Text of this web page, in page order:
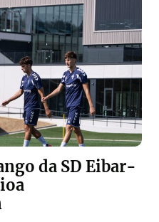
da SD Eibar-